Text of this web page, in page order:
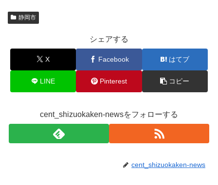
静岡市
シェアする
X Facebook はてブ
LINE Pinterest コピー
cent_shizuokaken-newsをフォローする
cent_shizuokaken-news